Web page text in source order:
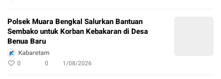
Polsek Muara Bengkal Salurkan Bantuan
Sembako untuk Korban Kebakaran di Desa
Benua Baru
Kabaretam
0 0 1/08/2026